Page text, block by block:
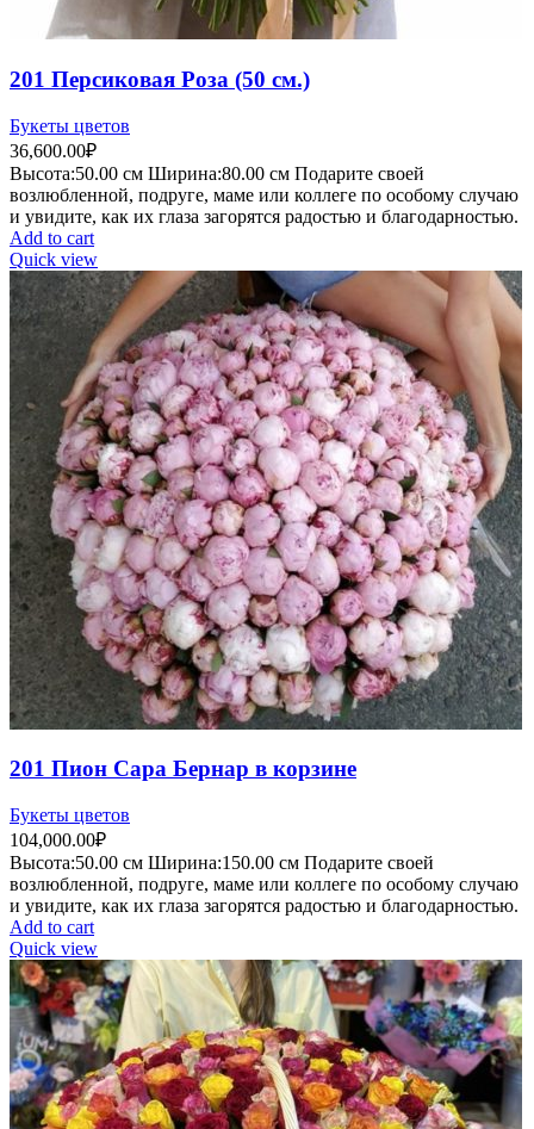
201 Персиковая Роза (50 см.)
Букеты цветов
36,600.00₽
Высота:50.00 см Ширина:80.00 см Подарите своей
возлюбленной, подруге, маме или коллеге по особому случаю
и увидите, как их глаза загорятся радостью и благодарностью.
Add to cart
Quick view
201 Пион Сара Бернар в корзине
Букеты цветов
104,000.00₽
Высота:50.00 см Ширина:150.00 см Подарите своей
возлюбленной, подруге, маме или коллеге по особому случаю
и увидите, как их глаза загорятся радостью и благодарностью.
Add to cart
Quick view